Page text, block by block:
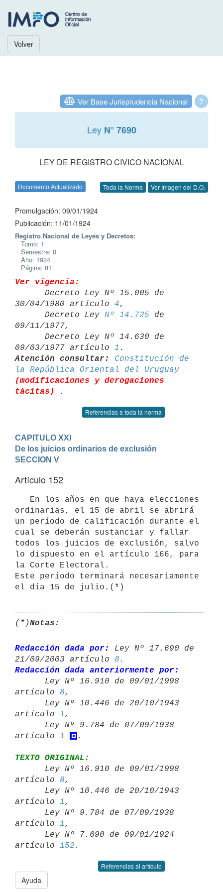
Volver
?
Ver Base Jurisprudencia Nacional
Ley N° 7690
LEY DE REGISTRO CIVICO NACIONAL
Documento Actualizado Toda la Norma Ver Imagen del D.O.
Promulgación: 09/01/1924
Publicación: 11/01/1924
Registro Nacional de Leyes y Decretos:
Tomo: 1
Semestre: 0
Año: 1924
Página: 81
Ver vigencia:
30/04/1980 artículo 4,
      Decreto Ley
Nº 14.725 de
09/11/1977,
09/03/1977 artículo 1
Atención consultar:
Constitución de
la República Oriental del Uruguay
(modificaciones y derogaciones
tácitas)
Referencias a toda la norma
CAPITULO XXI
De los juicios ordinarios de exclusión
SECCION V
Artículo 152
ordinarias, el 15 de abril se abrirá
un período de calificación durante el
cual se deberán sustanciar y fallar
todos los juicios de exclusión, salvo
lo dispuesto en el artículo 166, para
la Corte Electoral.
Este período terminará necesariamente
el día 15 de julio.(*)
(*)Notas:
Redacción dada por:
Ley Nº 17.690 de
21/09/2003 artículo 8
Redacción dada anteriormente por:
artículo 8,
artículo 1 ,
artículo 1
TEXTO ORIGINAL:
artículo 8,
artículo 1 ,
artículo 1 ,
artículo 152
Referencias al artículo
Ayuda